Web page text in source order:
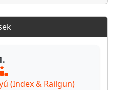
(Index & Railgun)